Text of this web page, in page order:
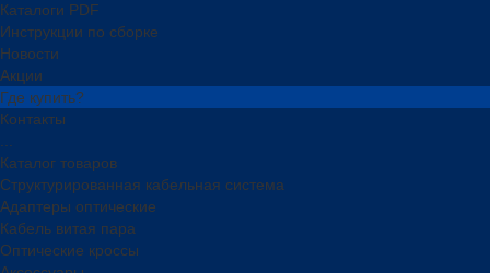
Каталоги PDF
Инструкции по сборке
Новости
Акции
Где купить?
Контакты
...
Каталог товаров
Структурированная кабельная система
Адаптеры оптические
Кабель витая пара
Оптические кроссы